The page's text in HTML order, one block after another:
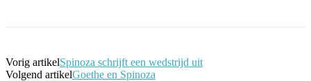
Vorig artikelSpinoza schrijft een wedstrijd uit
Volgend artikelGoethe en Spinoza